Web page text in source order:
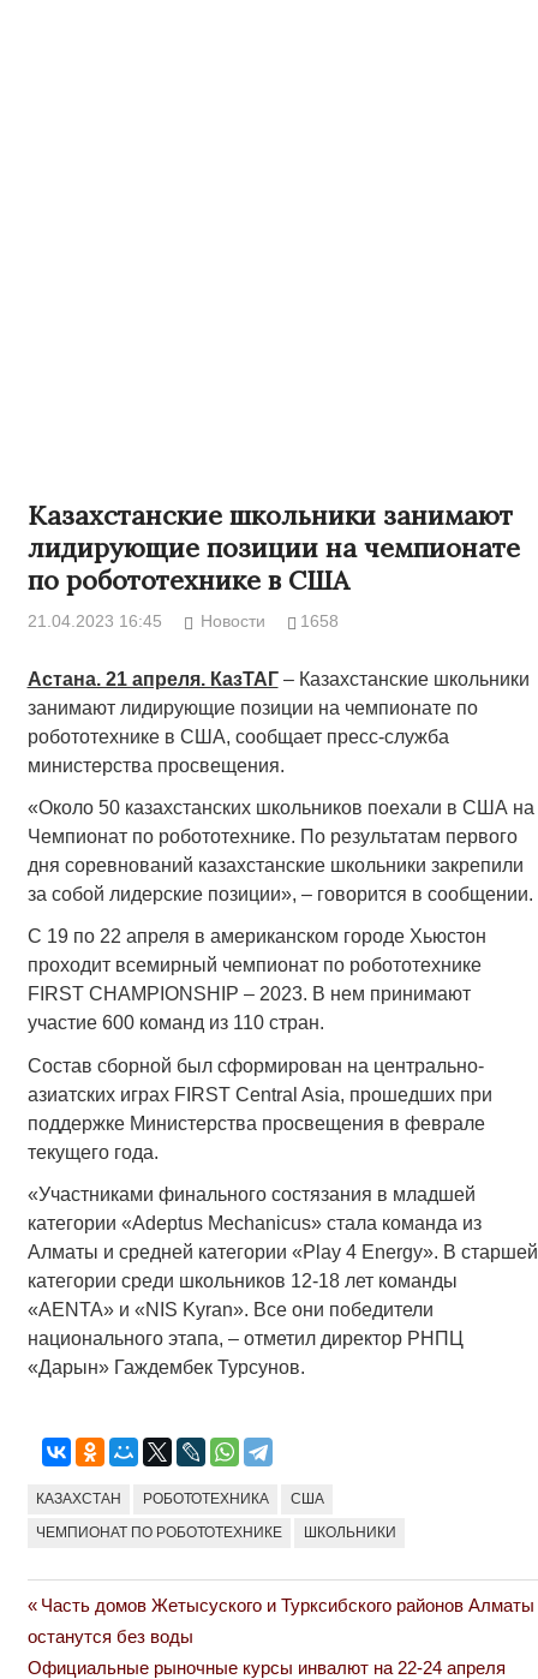
Казахстанские школьники занимают
лидирующие позиции на чемпионате
по робототехнике в США
21.04.2023 16:45 Новости 1658
Астана. 21 апреля. КазТАГ– Казахстанские школьники
занимают лидирующие позиции на чемпионате по
робототехнике в США, сообщает пресс-служба
министерства просвещения.
«Около 50 казахстанских школьников поехали в США на
Чемпионат по робототехнике. По результатам первого
дня соревнований казахстанские школьники закрепили
за собой лидерские позиции», – говорится в сообщении.
С 19 по 22 апреля в американском городе Хьюстон
проходит всемирный чемпионат по робототехнике
FIRST CHAMPIONSHIP – 2023. В нем принимают
участие 600 команд из 110 стран.
Состав сборной был сформирован на центрально-
азиатских играх FIRST Central Asia, прошедших при
поддержке Министерства просвещения в феврале
текущего года.
«Участниками финального состязания в младшей
категории «Adeptus Mechanicus» стала команда из
Алматы и средней категории «Play 4 Energy». В старшей
категории среди школьников 12-18 лет команды
«AENTA» и «NIS Kyran». Все они победители
национального этапа, – отметил директор РНПЦ
«Дарын» Гаждембек Турсунов.
КАЗАХСТАН РОБОТОТЕХНИКА США
ЧЕМПИОНАТ ПО РОБОТОТЕХНИКЕ ШКОЛЬНИКИ
Навигация
по
Previous
Post:
Часть домов Жетысуского и Турксибского районов Алматы
останутся без воды
Next
Официальные рыночные курсы инвалют на 22-24 апреля